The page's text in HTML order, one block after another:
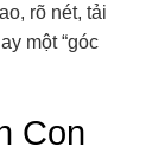
rõ nét, tải
một “góc
Con